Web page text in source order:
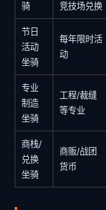
骑
竞技场兑换
节日
活动
坐骑
每年限时活
动
专业
制造
坐骑
工程/裁缝
等专业
商栈/
兑换
坐骑
商贩/战团
货币